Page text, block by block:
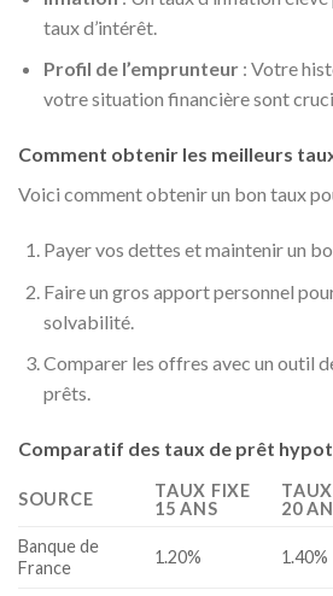
taux d’intérêt.
Profil de l’emprunteur: Votre
votre situation financière sont
Comment obtenir les meilleurs
Voici comment obtenir un bon taux
Payer vos dettes et maintenir un
Faire un gros apport personnel
solvabilité.
Comparer les offres avec un outil
prêts.
Comparatif des taux de prêt
SOURCE
TAUX FIXE
15 ANS
20
Banque de
France
1.20% 1.40%